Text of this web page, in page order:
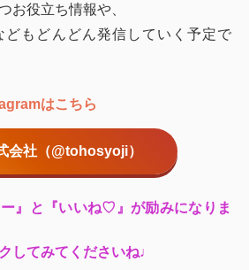
お役立ち情報や、
どもどんどん発信していく予定で
はこちら
会社（@tohosyoji）
』と『いいね♡』が励みになりま
してみてくださいね♩